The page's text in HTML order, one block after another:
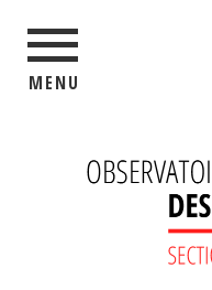
MENU